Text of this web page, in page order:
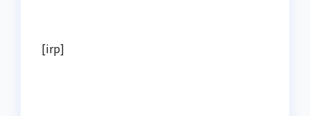
[irp]